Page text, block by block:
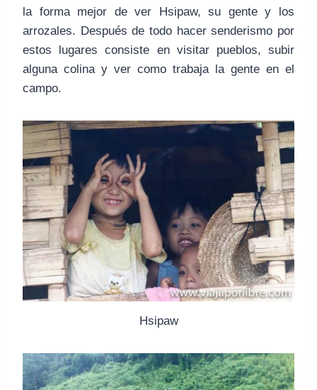
la forma mejor de ver Hsipaw, su gente y los
arrozales. Después de todo hacer senderismo por
estos lugares consiste en visitar pueblos, subir
alguna colina y ver como trabaja la gente en el
campo.
Hsipaw